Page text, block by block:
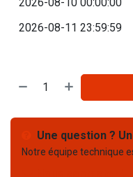
Une question ?
Notre équipe technique